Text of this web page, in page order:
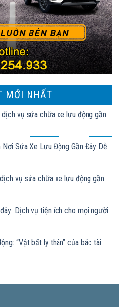
MỚI NHẤT
dịch vụ sửa chữa xe lưu động gần
Nơi Sửa Xe Lưu Động Gần Đây Dễ
vụ sửa chữa xe lưu động gần
Dịch vụ tiện ích cho mọi người
“Vật bất ly thân” của bác tài